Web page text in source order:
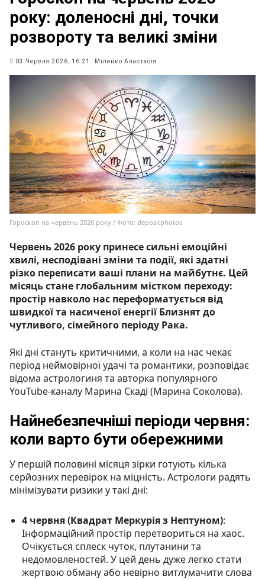
року: доленосні дні, точки
розвороту та великі зміни
03 Червня 2026, 16:21 Міленко Анастасія
Гороскоп на червень 2026 року / Фото: depositphotos
Червень 2026 року принесе сильні емоційні
хвилі, несподівані зміни та події, які здатні
різко переписати ваші плани на майбутнє. Цей
місяць стане глобальним містком переходу:
простір навколо нас переформатується від
швидкої та насиченої енергії Близнят до
чутливого, сімейного періоду Рака.
Які дні стануть критичними, а коли на нас чекає
період неймовірної удачі та романтики, розповідає
відома астрологиня та авторка популярного
YouTube-каналу Марина Скаді (Марина Соколова).
Найнебезпечніші періоди червня:
коли варто бути обережними
У першій половині місяця зірки готують кілька
серйозних перевірок на міцність. Астрологи радять
мінімізувати ризики у такі дні:
4 червня (Квадрат Меркурія з Нептуном):
Інформаційний простір перетвориться на хаос.
Очікується сплеск чуток, плутанини та
недомовленостей. У цей день дуже легко стати
жертвою обману або невірно витлумачити слова